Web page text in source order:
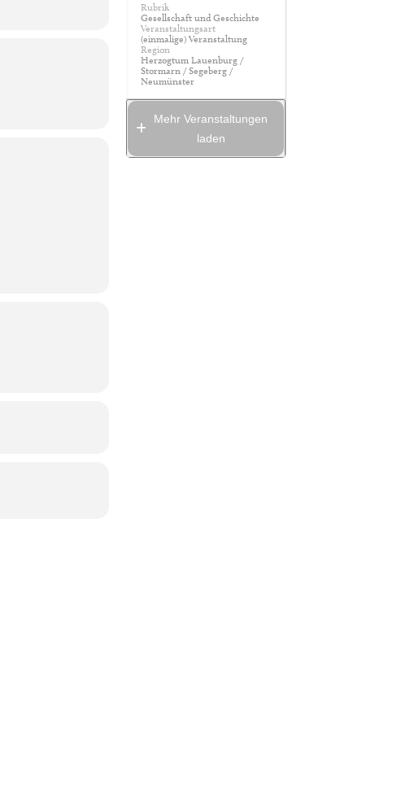
Rubrik
Gesellschaft und Geschichte
Veranstaltungsart
(einmalige) Veranstaltung
Region
Herzogtum Lauenburg /
Stormarn / Segeberg /
Neumünster
Mehr Veranstaltungen
laden